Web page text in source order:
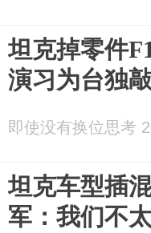
坦克掉零件
演习为台独
即使没有换位思考
坦克车型插
军：我们不